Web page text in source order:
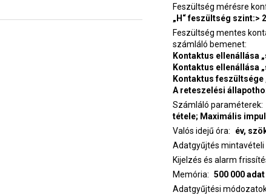
Feszültség mérésre
„H“ feszültség szint:>
Feszültség mentes
számláló bemenet
Kontaktus ellenállása
Kontaktus ellenállása
Kontaktus feszültsége
A reteszelési
Számláló paraméterek
tétele; Maximális
Valós idejű óra
év,
Adatgyűjtés mintavételi
Kijelzés és alarm
Memória
500 000
Adatgyűjtési